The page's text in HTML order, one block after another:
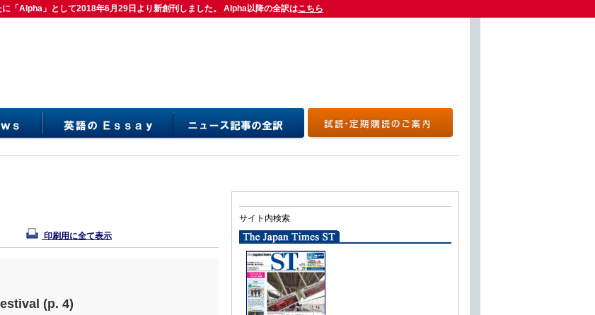
に「Alpha」として2018年6月29日より新創刊しました。 Alpha以降の全訳はこちら
に「Alpha」として2018年6月29日より新創刊しました。 Alpha以降の全訳はこちら
印刷用に全て表示
(p. 4)
サイト内検索